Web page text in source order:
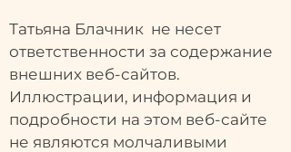
Татьяна Блачник не несет
ответственности за содержание
внешних веб-сайтов.
Иллюстрации, информация и
подробности на этом веб-сайте
не являются молчаливыми